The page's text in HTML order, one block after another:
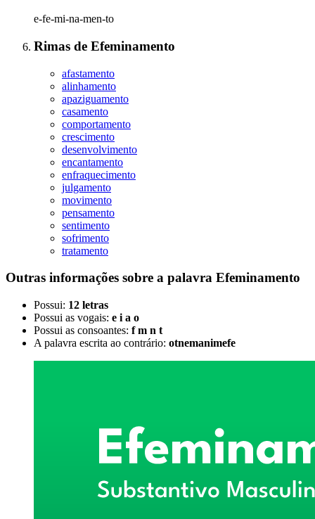
e-fe-mi-na-men-to
Rimas de Efeminamento
afastamento
alinhamento
apaziguamento
casamento
comportamento
crescimento
desenvolvimento
encantamento
enfraquecimento
julgamento
movimento
pensamento
sentimento
sofrimento
tratamento
Outras informações sobre a palavra Efeminamento
Possui: 12 letras
Possui as vogais: e i a o
Possui as consoantes: f m n t
A palavra escrita ao contrário: otnemanimefe